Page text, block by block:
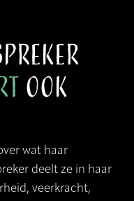
ook
wat haar
deelt ze in haar
veerkracht,